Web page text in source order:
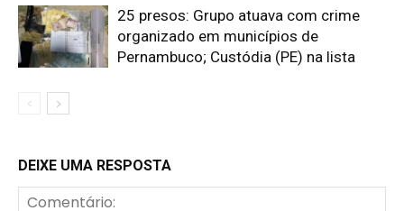
25 presos: Grupo atuava com crime
organizado em municípios de
Pernambuco; Custódia (PE) na lista
DEIXE UMA RESPOSTA